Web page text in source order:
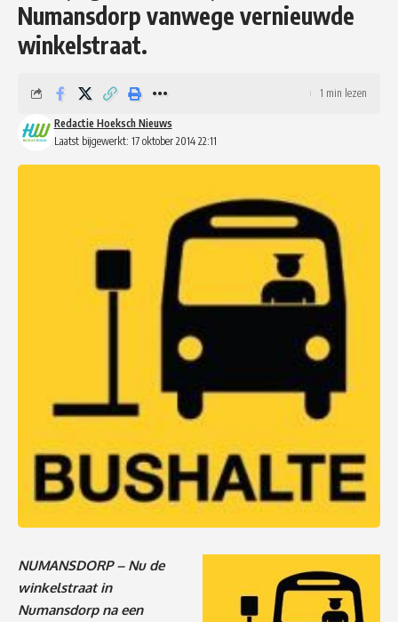
Numansdorp vanwege vernieuwde
winkelstraat.
Laatst bijgewerkt: 17 oktober 2014 22:11
Redactie Hoeksch Nieuws
1 min lezen
NUMANSDORP – Nu de
winkelstraat in
Numansdorp na een